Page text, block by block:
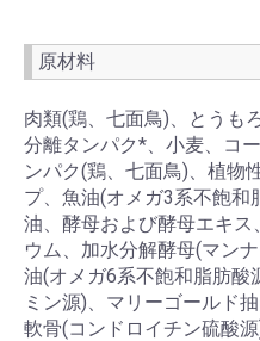
原材料
肉類(鶏、七面鳥)、とうも
分離タンパク*、小麦、コ
ンパク(鶏、七面鳥)、植物
プ、魚油(オメガ3系不飽和
油、酵母および酵母エキス
ウム、加水分解酵母(マン
油(オメガ6系不飽和脂肪酸
ミン源)、マリーゴールド
軟骨(コンドロイチン硫酸